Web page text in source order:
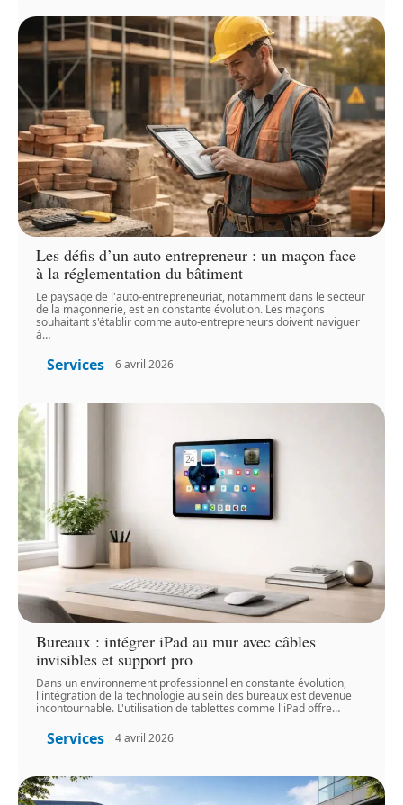
Les défis d’un auto entrepreneur : un maçon face
à la réglementation du bâtiment
Le paysage de l'auto-entrepreneuriat, notamment dans le secteur
de la maçonnerie, est en constante évolution. Les maçons
souhaitant s'établir comme auto-entrepreneurs doivent naviguer
à…
Services 6 avril 2026
Bureaux : intégrer iPad au mur avec câbles
invisibles et support pro
Dans un environnement professionnel en constante évolution,
l'intégration de la technologie au sein des bureaux est devenue
incontournable. L'utilisation de tablettes comme l'iPad offre…
Services 4 avril 2026